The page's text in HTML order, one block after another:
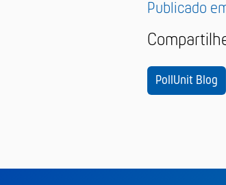
Publicado
PollUnit Blog